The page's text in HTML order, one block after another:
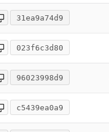
31ea9a74d9
023f6c3d80
96023998d9
c5439ea0a9